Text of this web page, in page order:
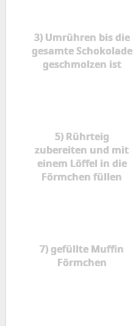
3) Umrühren bis die
gesamte Schokolade
geschmolzen ist
5) Rührteig
zubereiten und mit
einem Löffel in die
Förmchen füllen
7) gefüllte Muffin
Förmchen